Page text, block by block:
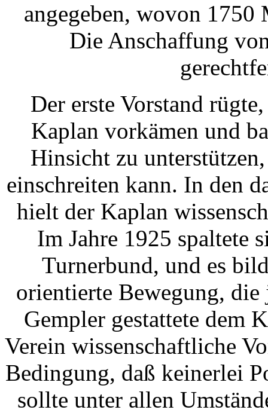
angegeben, wovon 1750
Die Anschaffung
Der erste Vorstand
Kaplan vorkämen und
Hinsicht zu
einschreiten kann. In den
hielt der Kaplan
Im Jahre 1925 spaltete
Turnerbund, und es
orientierte Bewegung,
Gempler gestattete dem
Verein wissenschaftliche
Bedingung, daß keinerlei
sollte unter allen